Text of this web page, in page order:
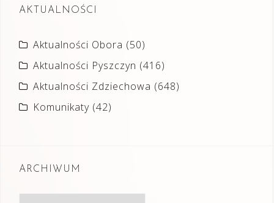
AKTUALNOŚCI
Aktualności Obora (50)
Aktualności Pyszczyn (416)
Aktualności Zdziechowa (648)
Komunikaty (42)
ARCHIWUM